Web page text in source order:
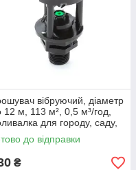
суми на
за фактом
вібруючий, діаметр
12 м, 113 м², 0,5 м³/год,
для городу, саду,
"Куб 5"
до відправки
₴